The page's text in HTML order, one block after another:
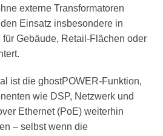
externe Transformatoren
Einsatz insbesondere in
Gebäude, Retail-Flächen oder
ist die ghostPOWER-Funktion,
wie DSP, Netzwerk und
Ethernet (PoE) weiterhin
– selbst wenn die